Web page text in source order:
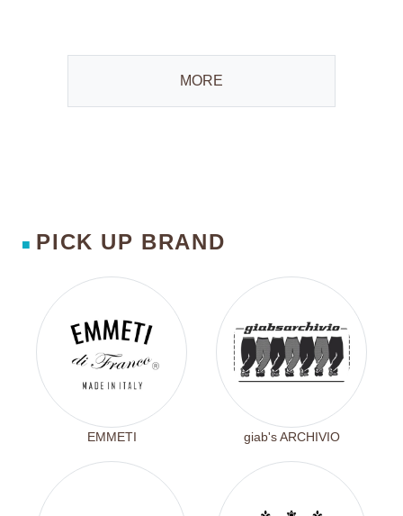
MORE
■ PICK UP BRAND
EMMETI giab's ARCHIVIO